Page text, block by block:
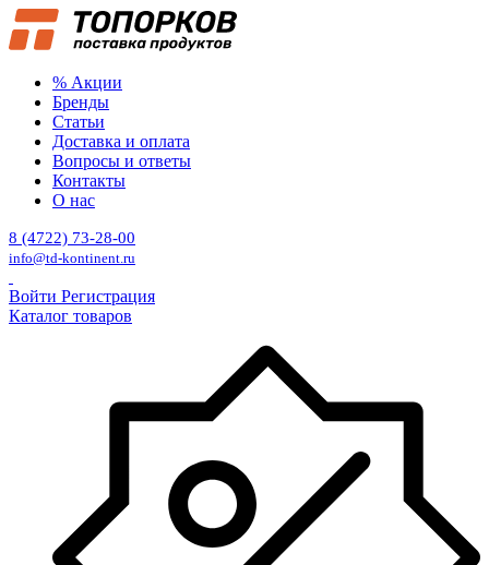
% Акции
Бренды
Статьи
Доставка и оплата
Вопросы и ответы
Контакты
О нас
8 (4722) 73-28-00
info@td-kontinent.ru
Войти Регистрация
Каталог товаров